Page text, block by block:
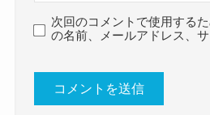
次回のコメントで使用する
の名前、メールアドレス、サ